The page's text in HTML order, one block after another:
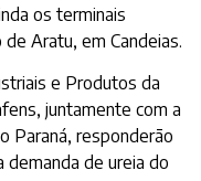
os terminais
Aratu, em Candeias.
e Produtos da
juntamente com a
Paraná, responderão
de ureia do